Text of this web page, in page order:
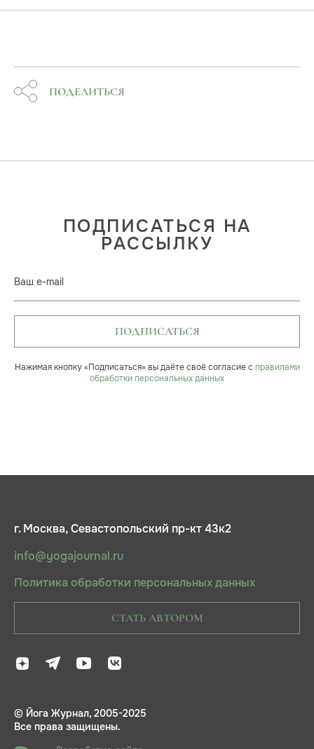
ПОДЕЛИТЬСЯ
ПОДПИСАТЬСЯ НА
РАССЫЛКУ
Ваш e-mail
ПОДПИСАТЬСЯ
Нажимая кнопку «Подписаться» вы даёте своё согласие с правилами
обработки персональных данных
г. Москва, Севастопольский пр-кт 43к2
info@yogajournal.ru
Политика обработки персональных данных
СТАТЬ АВТОРОМ
© Йога Журнал, 2005-2025
Все права защищены.